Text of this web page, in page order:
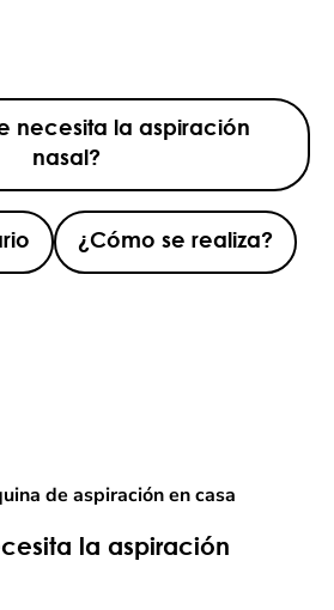
necesita la aspiración
nasal?
¿Cómo se realiza?
de aspiración en casa
la aspiración